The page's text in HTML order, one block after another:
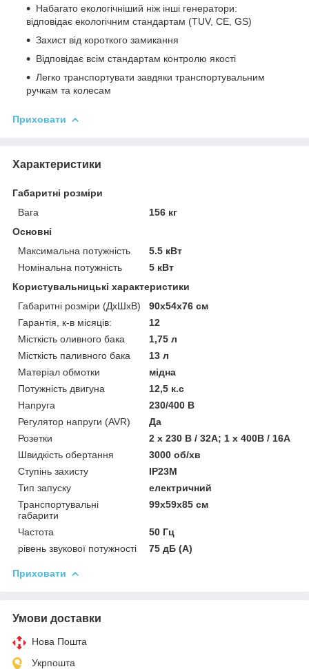
Набагато екологічніший ніж інші генератори:
відповідає екологічним стандартам (TUV, CE, GS)
Захист від короткого замикання
Відповідає всім стандартам контролю якості
Легко транспортувати завдяки транспортувальним
ручкам та колесам
Приховати
Характеристики
Габаритні розміри
Вага
156 кг
Основні
Максимальна потужність
5.5 кВт
Номінальна потужність
5 кВт
Користувальницькі характеристики
Габаритні розміри (ДхШхВ)
90x54x76 см
Гарантія, к-в місяців:
12
Місткість оливного бака
1,75 л
Місткість паливного бака
13 л
Матеріал обмотки
мідна
Потужність двигуна
12,5 к.с
Напруга
230/400 В
Регулятор напруги (AVR)
Да
Розетки
2 х 230 В / 32А; 1 х 400В / 16А
Швидкість обертання
3000 об/хв
Ступінь захисту
IP23M
Тип запуску
електричний
Транспортувальні
габарити
99х59х85 см
Частота
50 Гц
рівень звукової потужності
75 дБ (А)
Приховати
Умови доставки
Нова Пошта
Укрпошта